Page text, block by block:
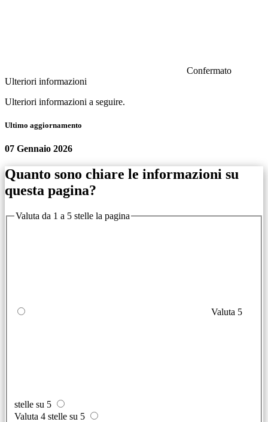
Confermato
Ulteriori informazioni
Ulteriori informazioni a seguire.
Ultimo aggiornamento
07 Gennaio 2026
Quanto sono chiare le informazioni su
questa pagina?
Valuta da 1 a 5 stelle la pagina
Valuta 5
stelle su 5
Valuta 4 stelle su 5